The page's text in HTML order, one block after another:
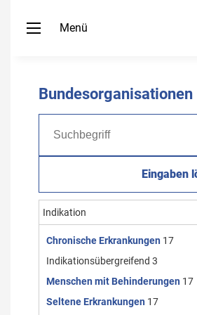
Menü
Bundesorganisationen
Eingaben
Indikation
Chronische Erkrankungen 17
Indikationsübergreifend 3
Menschen mit Behinderungen 17
Seltene Erkrankungen 17